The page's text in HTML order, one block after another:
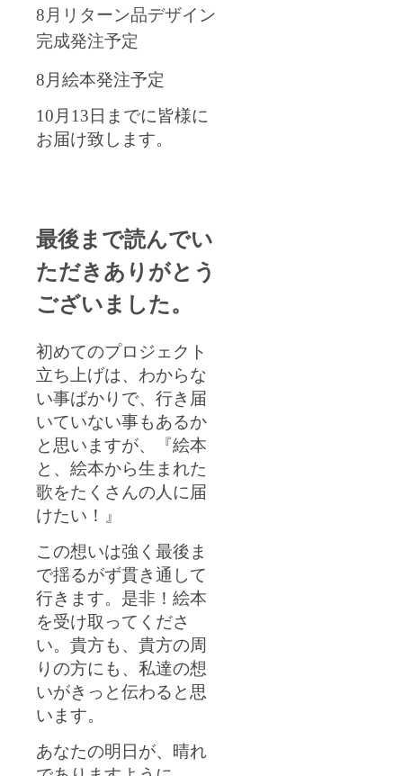
8 月リターン品デザイン
完成発注予定
8 月絵本発注予定
10 月 13日までに皆様に
お届け致します。
最後まで読んでい
ただきありがとう
ございました。
初めてのプロジェクト
立ち上げは、わからな
い事ばかりで、行き届
いていない事もあるか
と思いますが、『絵本
と、絵本から生まれた
歌をたくさんの人に届
けたい！』
この想いは強く最後ま
で揺るがず貫き通して
行きます。是非！絵本
を受け取ってくださ
い。貴方も、貴方の周
りの方にも、私達の想
いがきっと伝わると思
います。
あなたの明日が、晴れ